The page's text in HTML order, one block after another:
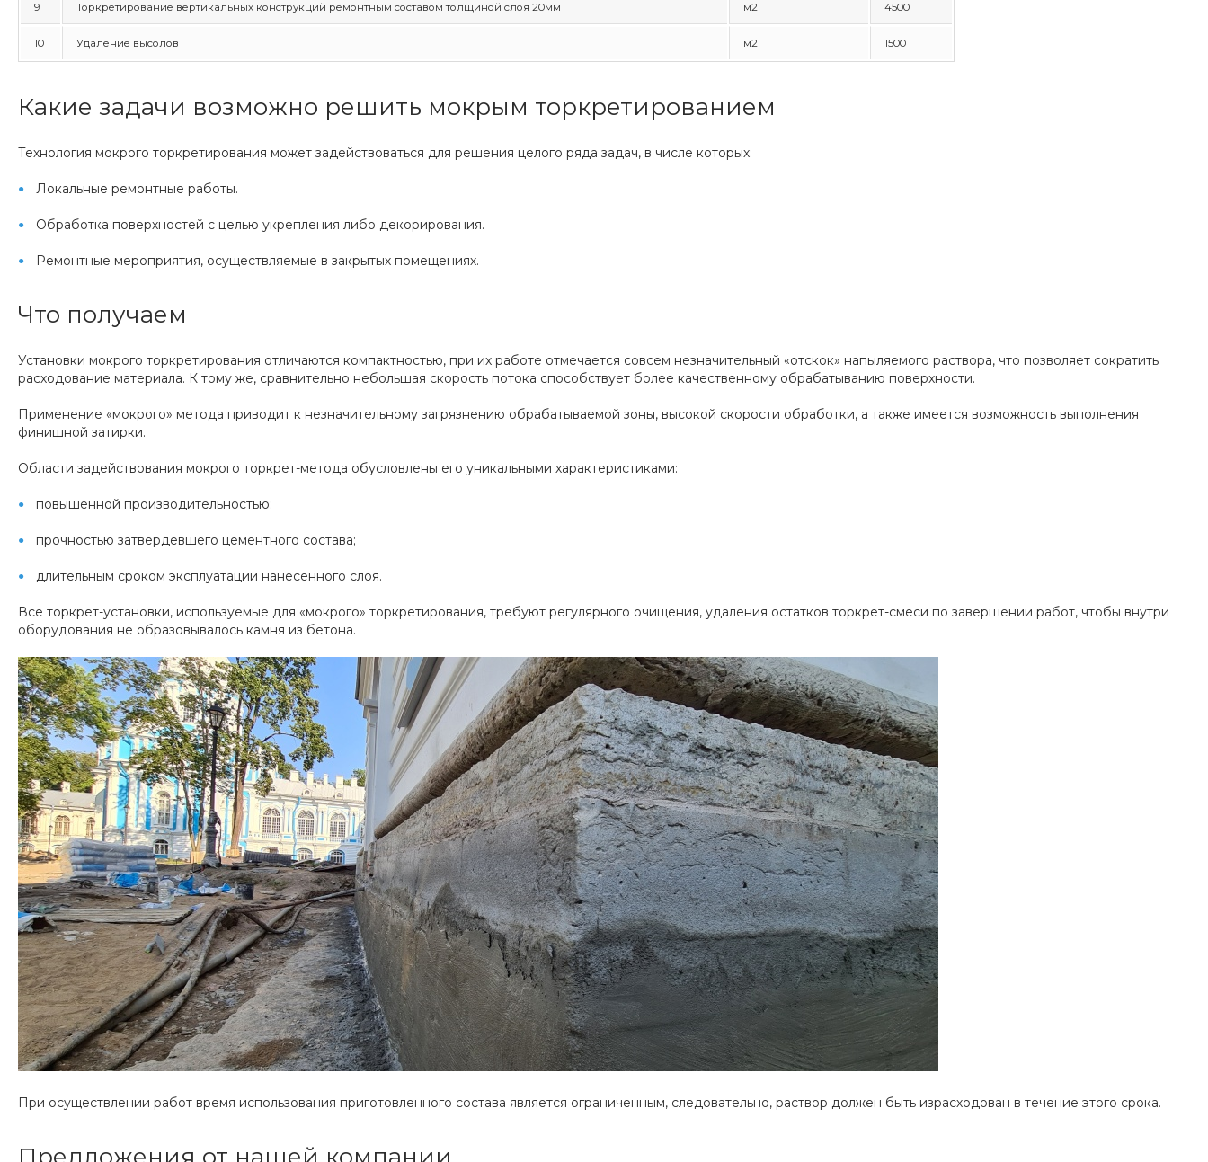
9 Торкретирование вертикальных конструкций ремонтным составом толщиной слоя 20мм м2 4500
10 Удаление высолов м2 1500
Какие задачи возможно решить мокрым торкретированием
Технология мокрого торкретирования может задействоваться для решения целого ряда задач, в числе которых:
Локальные ремонтные работы.
Обработка поверхностей с целью укрепления либо декорирования.
Ремонтные мероприятия, осуществляемые в закрытых помещениях.
Что получаем
Установки мокрого торкретирования отличаются компактностью, при их работе отмечается совсем незначительный «отскок» напыляемого раствора, что позволяет сократить
расходование материала. К тому же, сравнительно небольшая скорость потока способствует более качественному обрабатыванию поверхности.
Применение «мокрого» метода приводит к незначительному загрязнению обрабатываемой зоны, высокой скорости обработки, а также имеется возможность выполнения
финишной затирки.
Области задействования мокрого торкрет-метода обусловлены его уникальными характеристиками:
повышенной производительностью;
прочностью затвердевшего цементного состава;
длительным сроком эксплуатации нанесенного слоя.
Все торкрет-установки, используемые для «мокрого» торкретирования, требуют регулярного очищения, удаления остатков торкрет-смеси по завершении работ, чтобы внутри
оборудования не образовывалось камня из бетона.
При осуществлении работ время использования приготовленного состава является ограниченным, следовательно, раствор должен быть израсходован в течение этого срока.